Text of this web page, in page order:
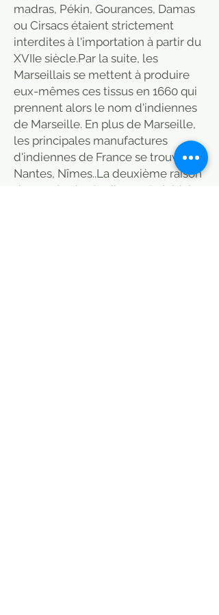
madras, Pékin, Gourances, Damas
ou Cirsacs étaient strictement
interdites à l'importation à partir du
XVIIe siècle.Par la suite, les
Marseillais se mettent à produire
eux-mêmes ces tissus en 1660 qui
prennent alors le nom d'indiennes
de Marseille. En plus de Marseille,
les principales manufactures
d'indiennes de France se trouvent à
Nantes, Nîmes..La deuxième raison
du succès des "Indiennes" résidait